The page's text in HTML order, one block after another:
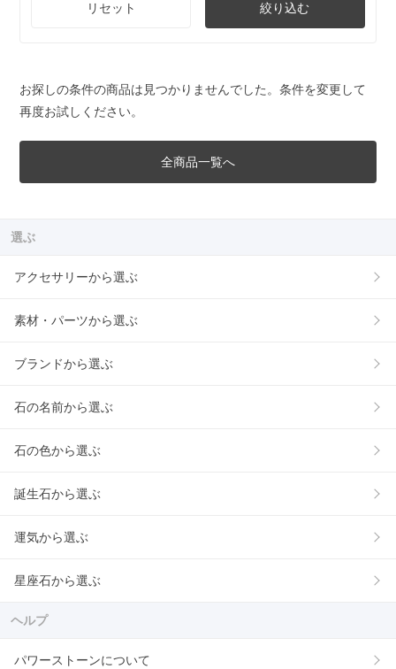
リセット 絞り込む
お探しの条件の商品は見つかりませんでした。条件を変更して
再度お試しください。
全商品一覧へ
選ぶ
アクセサリーから選ぶ
素材・パーツから選ぶ
ブランドから選ぶ
石の名前から選ぶ
石の色から選ぶ
誕生石から選ぶ
運気から選ぶ
星座石から選ぶ
ヘルプ
パワーストーンについて